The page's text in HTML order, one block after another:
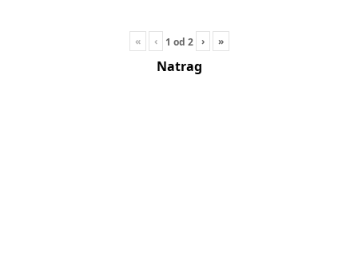
« ‹ 1 od 2 › »
Natrag